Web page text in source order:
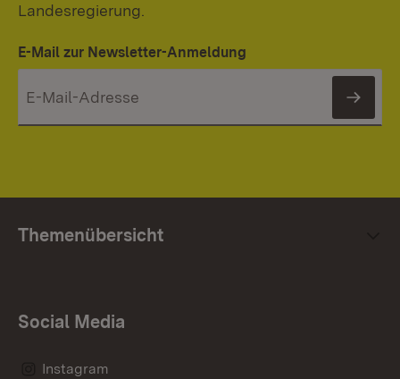
Landesregierung.
E-Mail zur Newsletter-Anmeldung
Themenübersicht
Social Media
Instagram